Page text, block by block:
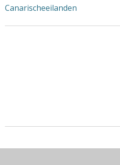
Canarischeeilanden